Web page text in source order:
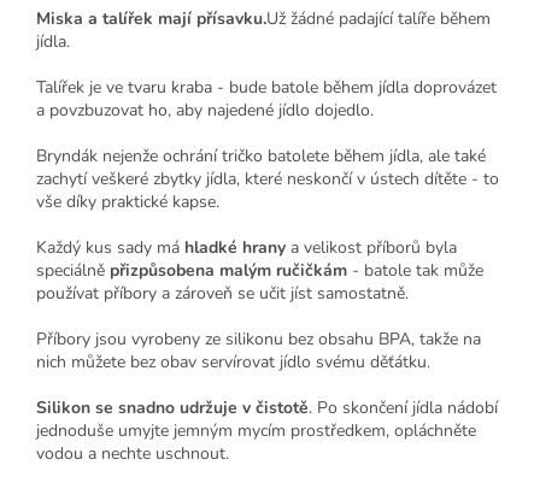
Miska a talířek mají přísavku.Už žádné padající talíře během
jídla.
Talířek je ve tvaru kraba - bude batole během jídla doprovázet
a povzbuzovat ho, aby najedené jídlo dojedlo.
Bryndák nejenže ochrání tričko batolete během jídla, ale také
zachytí veškeré zbytky jídla, které neskončí v ústech dítěte - to
vše díky praktické kapse.
Každý kus sady má hladké hrany a velikost příborů byla
speciálně přizpůsobena malým ručičkám - batole tak může
používat příbory a zároveň se učit jíst samostatně.
Příbory jsou vyrobeny ze silikonu bez obsahu BPA, takže na
nich můžete bez obav servírovat jídlo svému děťátku.
Silikon se snadno udržuje v čistotě. Po skončení jídla nádobí
jednoduše umyjte jemným mycím prostředkem, opláchněte
vodou a nechte uschnout.